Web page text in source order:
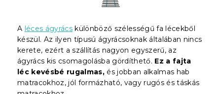
A léces ágyrács különböző szélességű fa lécekből
készül. Az ilyen típusú ágyrácsoknak általában nincs
kerete, ezért a szállítás nagyon egyszerű, az
ágyrács kis csomagolásba gördíthető. Ez a fajta
léc kevésbé rugalmas, és jobban alkalmas hab
matracokhoz, jól formázható, vagy rugós és táskás